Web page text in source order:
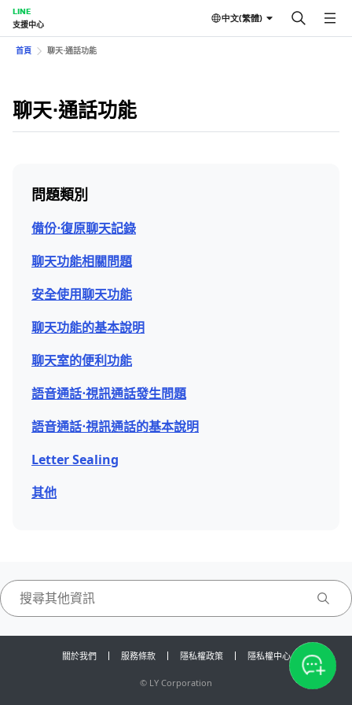
LINE
支援中心
中文(繁體)
首頁 聊天⋅通話功能
聊天⋅通話功能
問題類別
備份⋅復原聊天記錄
聊天功能相關問題
安全使用聊天功能
聊天功能的基本說明
聊天室的便利功能
語音通話⋅視訊通話發生問題
語音通話⋅視訊通話的基本說明
Letter Sealing
其他
關於我們 服務條款 隱私權政策 隱私權中心
© LY Corporation